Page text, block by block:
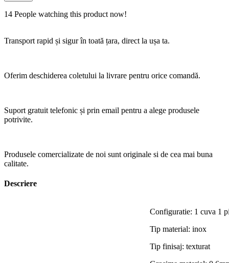
14 People watching this product now!
Transport rapid și sigur în toată țara, direct la ușa ta.
Oferim deschiderea coletului la livrare pentru orice comandă.
Suport gratuit telefonic și prin email pentru a alege produsele
potrivite.
Produsele comercializate de noi sunt originale si de cea mai buna
calitate.
Descriere
Configuratie: 1 cuva 1
Tip material: inox
Tip finisaj: texturat